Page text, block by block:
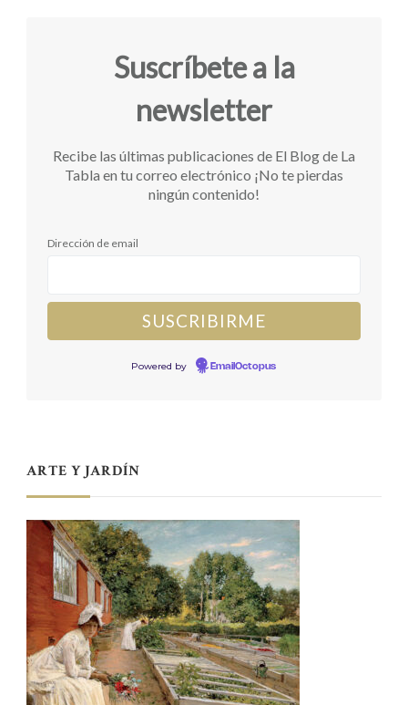
Suscríbete a la
newsletter
Recibe las últimas publicaciones de El Blog de La
Tabla en tu correo electrónico ¡No te pierdas
ningún contenido!
Dirección de email
Powered by EmailOctopus
ARTE Y JARDÍN